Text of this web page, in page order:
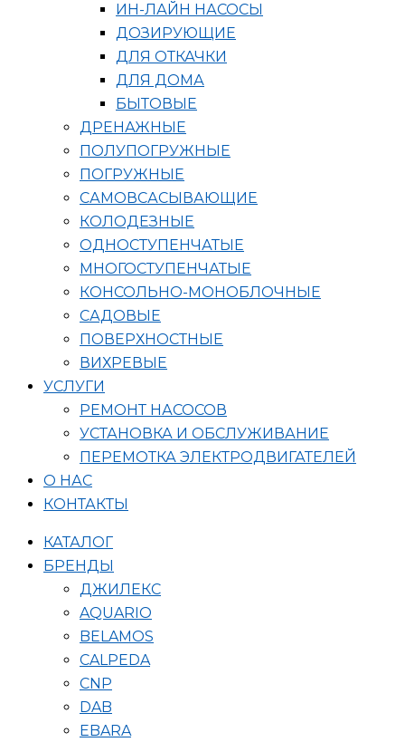
ИН-ЛАЙН НАСОСЫ
ДОЗИРУЮЩИЕ
ДЛЯ ОТКАЧКИ
ДЛЯ ДОМА
БЫТОВЫЕ
ДРЕНАЖНЫЕ
ПОЛУПОГРУЖНЫЕ
ПОГРУЖНЫЕ
САМОВСАСЫВАЮЩИЕ
КОЛОДЕЗНЫЕ
ОДНОСТУПЕНЧАТЫЕ
МНОГОСТУПЕНЧАТЫЕ
КОНСОЛЬНО-МОНОБЛОЧНЫЕ
САДОВЫЕ
ПОВЕРХНОСТНЫЕ
ВИХРЕВЫЕ
УСЛУГИ
РЕМОНТ НАСОСОВ
УСТАНОВКА И ОБСЛУЖИВАНИЕ
ПЕРЕМОТКА ЭЛЕКТРОДВИГАТЕЛЕЙ
О НАС
КОНТАКТЫ
КАТАЛОГ
БРЕНДЫ
ДЖИЛЕКС
AQUARIO
BELAMOS
CALPEDA
CNP
DAB
EBARA